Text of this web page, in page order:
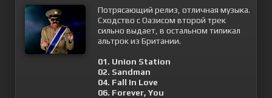
Потрясающий релиз, отличная музыка.
Сходство с Оазисом второй трек
сильно выдает, в остальном типикал
альтрок из Британии.
01. Union Station
02. Sandman
04. Fall In Love
06. Forever, You